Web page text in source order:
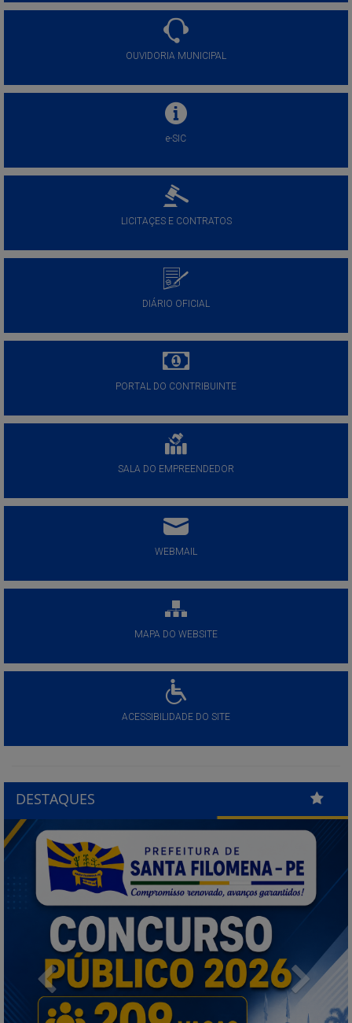
OUVIDORIA MUNICIPAL
e-SIC
LICITAÇES E CONTRATOS
DIÁRIO OFICIAL
PORTAL DO CONTRIBUINTE
SALA DO EMPREENDEDOR
WEBMAIL
MAPA DO WEBSITE
ACESSIBILIDADE DO SITE
DESTAQUES
Previous Next